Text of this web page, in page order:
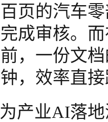
页的汽车
成审核。
，一份文
，效率直接
产业AI落